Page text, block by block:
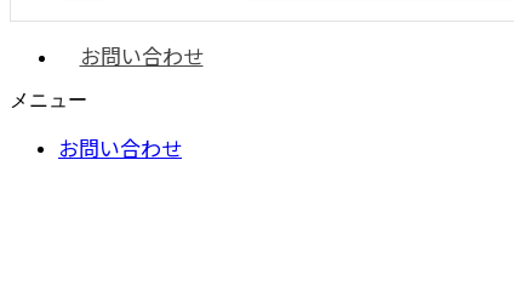
お問い合わせ
メニュー
お問い合わせ